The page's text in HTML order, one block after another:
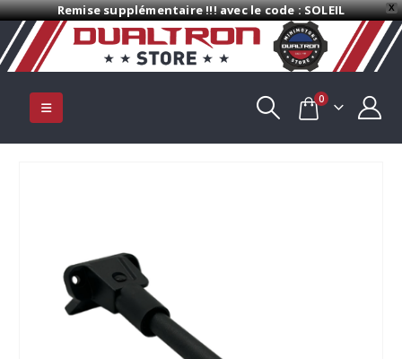
X
Remise supplémentaire !!! avec le code : SOLEIL
0